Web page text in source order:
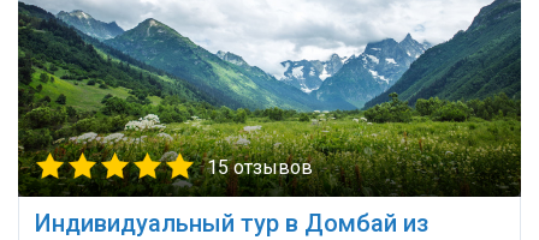
15 отзывов
Индивидуальный тур в Домбай из